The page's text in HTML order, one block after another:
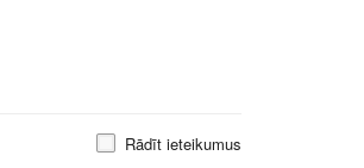
Rādīt ieteikumus